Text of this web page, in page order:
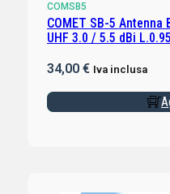
COMSB5
COMET SB-5 Antenna Bibanda Veicolare Abbattibile VHF
UHF 3.0 / 5.5 dBi
34,00 € Iva inclusa